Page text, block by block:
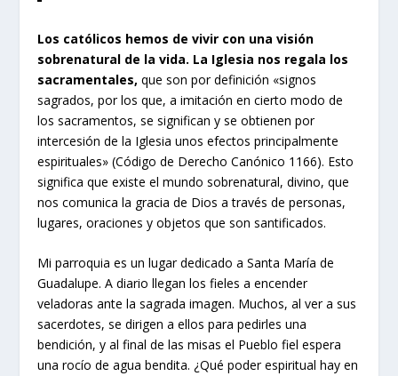
Los católicos hemos de vivir con una visión
sobrenatural de la vida. La Iglesia nos regala los
sacramentales, que son por definición «signos
sagrados, por los que, a imitación en cierto modo de
los sacramentos, se significan y se obtienen por
intercesión de la Iglesia unos efectos principalmente
espirituales» (Código de Derecho Canónico 1166). Esto
significa que existe el mundo sobrenatural, divino, que
nos comunica la gracia de Dios a través de personas,
lugares, oraciones y objetos que son santificados.
Mi parroquia es un lugar dedicado a Santa María de
Guadalupe. A diario llegan los fieles a encender
veladoras ante la sagrada imagen. Muchos, al ver a sus
sacerdotes, se dirigen a ellos para pedirles una
bendición, y al final de las misas el Pueblo fiel espera
una rocío de agua bendita. ¿Qué poder espiritual hay en